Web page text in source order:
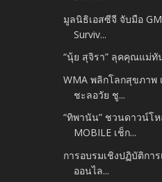
มูลนิธิเอสซีจี จับมือ
Surviv...
“นุ้ย สุจิรา” ลุคคุณแม่ทั
WMA พลิกโลกสุขภาพ
ชะลอวัย ชู...
“ทิพานัน” ชวนดาวน์โห
MOBILE เช็ก...
การอบรมเชิงปฏิบัติกา
ออนไล...